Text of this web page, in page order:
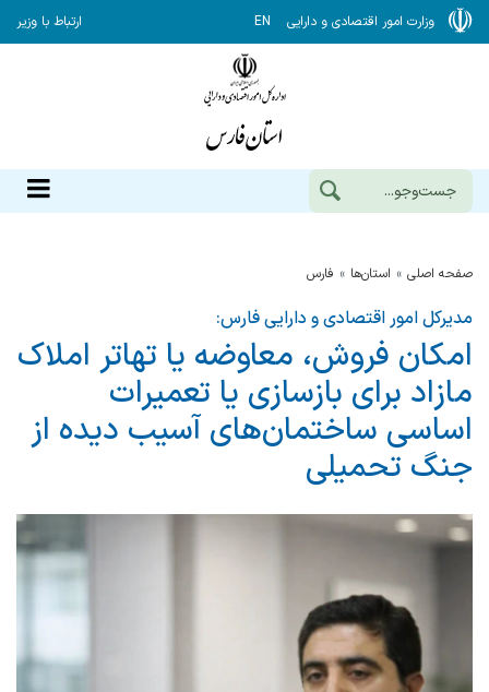
وزارت امور اقتصادی و دارایی EN ارتباط با وزیر
صفحه اصلی استان‌ها فارس
مدیرکل امور اقتصادی و دارایی فارس:
امکان فروش، معاوضه یا تهاتر املاک
مازاد برای بازسازی یا تعمیرات
اساسی ساختمان‌های آسیب دیده از
جنگ تحمیلی